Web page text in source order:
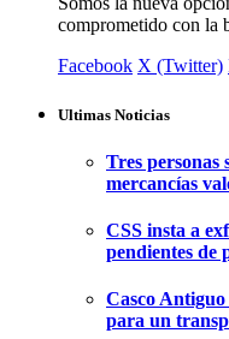
comprometido con la
Facebook X (Twitter)
Ultimas Noticias
Tres personas
mercancías
CSS insta a
pendientes de
Casco Antiguo
para un